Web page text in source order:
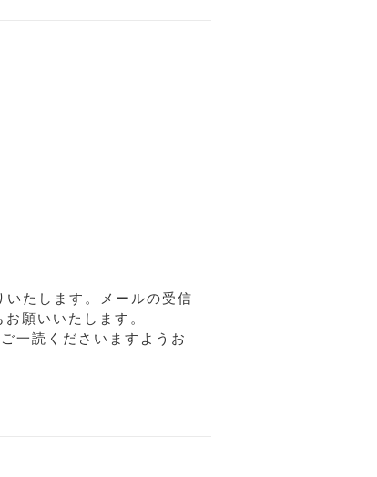
たします。メールの受信
願いいたします。
一読くださいますようお